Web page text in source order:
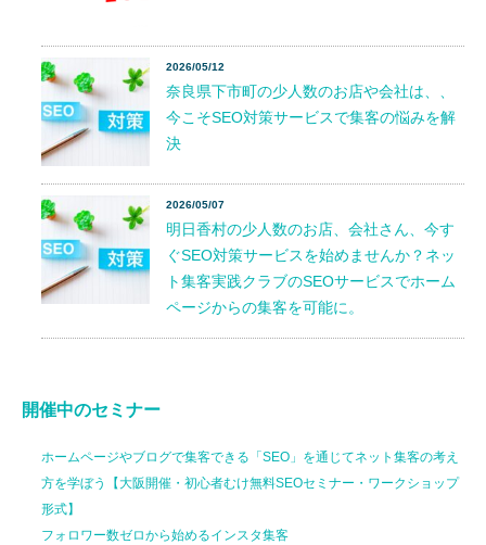
2026/05/12
奈良県下市町の少人数のお店や会社は、、
今こそSEO対策サービスで集客の悩みを解
決
2026/05/07
明日香村の少人数のお店、会社さん、今す
ぐSEO対策サービスを始めませんか？ネッ
ト集客実践クラブのSEOサービスでホーム
ページからの集客を可能に。
開催中のセミナー
ホームページやブログで集客できる「SEO」を通じてネット集客の考え
方を学ぼう【大阪開催・初心者むけ無料SEOセミナー・ワークショップ
形式】
フォロワー数ゼロから始めるインスタ集客